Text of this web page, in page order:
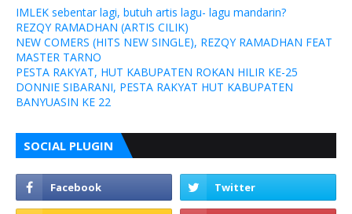
IMLEK sebentar lagi, butuh artis lagu- lagu mandarin?
REZQY RAMADHAN (ARTIS CILIK)
NEW COMERS (HITS NEW SINGLE), REZQY RAMADHAN FEAT
MASTER TARNO
PESTA RAKYAT, HUT KABUPATEN ROKAN HILIR KE-25
DONNIE SIBARANI, PESTA RAKYAT HUT KABUPATEN
BANYUASIN KE 22
SOCIAL PLUGIN